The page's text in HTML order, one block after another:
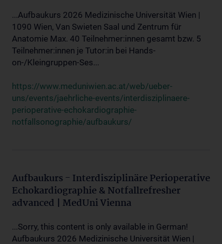
...Aufbaukurs 2026 Medizinische Universität Wien |
1090 Wien, Van Swieten Saal und Zentrum für
Anatomie Max. 40 Teilnehmer:innen gesamt bzw. 5
Teilnehmer:innen je Tutor:in bei Hands-
on-/Kleingruppen-Ses...
https://www.meduniwien.ac.at/web/ueber-
uns/events/jaehrliche-events/interdisziplinaere-
perioperative-echokardiographie-
notfallsonographie/aufbaukurs/
Aufbaukurs - Interdisziplinäre Perioperative
Echokardiographie & Notfallrefresher
advanced | MedUni Vienna
...Sorry, this content is only available in German!
Aufbaukurs 2026 Medizinische Universität Wien |